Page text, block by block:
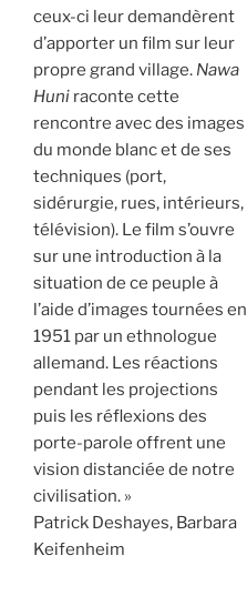
ceux-ci leur demandèrent
d’apporter un film sur leur
propre grand village. Nawa
Huni raconte cette
rencontre avec des images
du monde blanc et de ses
techniques (port,
sidérurgie, rues, intérieurs,
télévision). Le film s’ouvre
sur une introduction à la
situation de ce peuple à
l’aide d’images tournées en
1951 par un ethnologue
allemand. Les réactions
pendant les projections
puis les réflexions des
porte-parole offrent une
vision distanciée de notre
civilisation. »
Patrick Deshayes, Barbara
Keifenheim